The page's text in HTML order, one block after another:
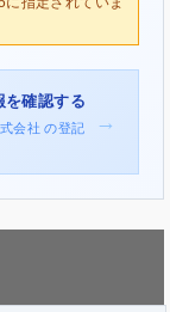
を確認する
会社 の登記
→